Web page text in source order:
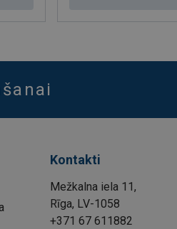
Kontakti
Mežkalna iela 11,
Rīga, LV-1058
+371 67 611882